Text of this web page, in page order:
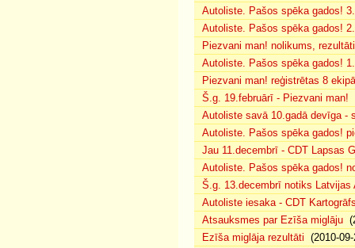
Autoliste. Pašos spēka gados!
Autoliste. Pašos spēka gados!
Piezvani man! nolikums,
Autoliste. Pašos spēka gados!
Piezvani man! reģistrētas 8
Š.g. 19.februārī - Piezvani man!
Autoliste savā 10.gadā devīga -
Autoliste. Pašos spēka gados!
Jau 11.decembrī - CDT Lapsas
Autoliste. Pašos spēka gados!
Š.g. 13.decembrī notiks Latvijas
Autoliste iesaka - CDT
Atsauksmes par Ezīša miglāju
Ezīša miglāja rezultāti (2010-